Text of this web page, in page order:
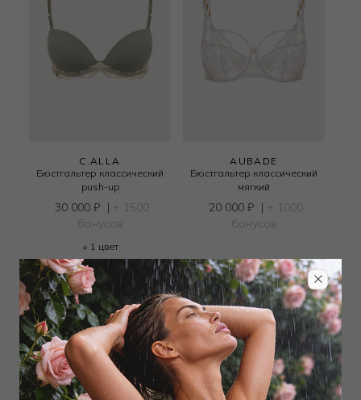
C.ALLA
Бюстгальтер классический
push-up
30 000 ₽ | + 1500
бонусов
+ 1 цвет
AUBADE
Бюстгальтер классический
мягкий
20 000 ₽ | + 1000
бонусов